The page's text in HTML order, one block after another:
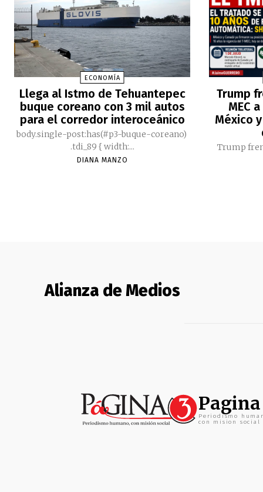
ECONOMÍA
Llega al Istmo de Tehuantepec
buque coreano con 3 mil autos
para el corredor interoceánico
body.single-post:has(#p3-buque-coreano)
.tdi_89 { width:...
DIANA MANZO
Trump
MEC
México
Trump
Alianza de Medios
Periodismo
con mision social